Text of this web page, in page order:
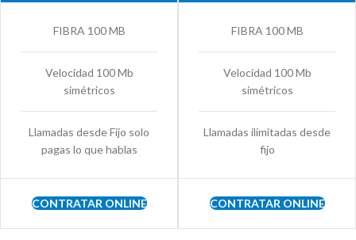
FIBRA 100 MB
Velocidad 100 Mb
simétricos
Llamadas desde Fijo solo
pagas lo que hablas
CONTRATAR ONLINE
FIBRA 100 MB
Velocidad 100 Mb
simétricos
Llamadas ilimitadas desde
fijo
CONTRATAR ONLINE